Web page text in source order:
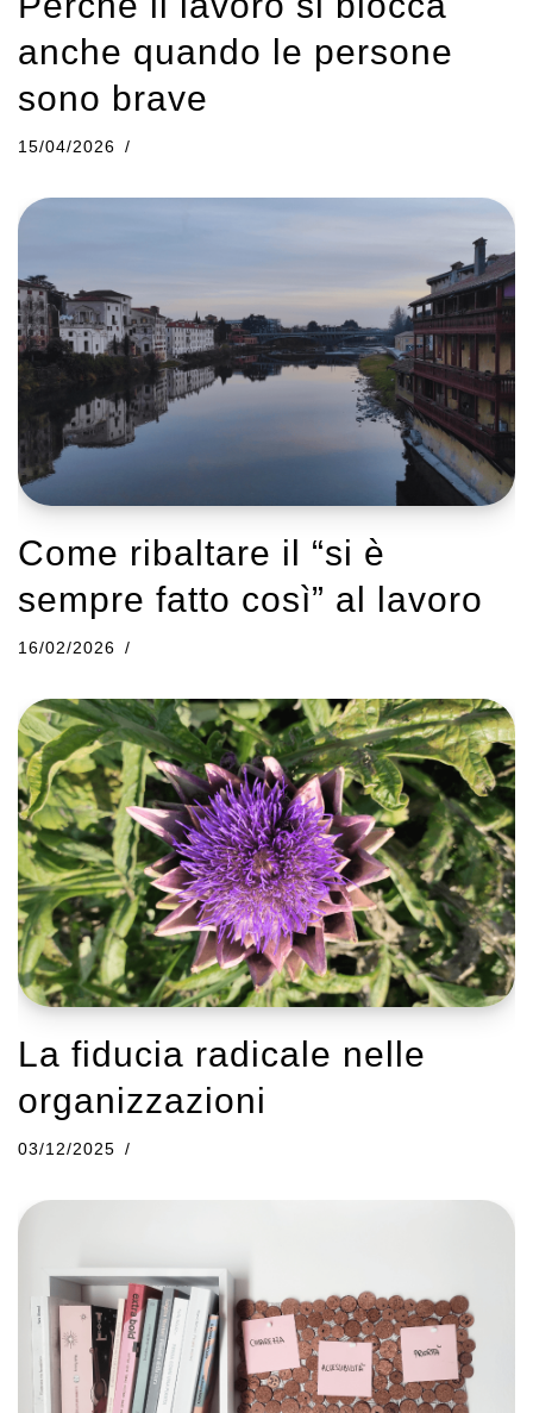
anche quando le persone
sono brave
15/04/2026
Come ribaltare il “si è
sempre fatto così” al lavoro
16/02/2026
La fiducia radicale nelle
organizzazioni
03/12/2025